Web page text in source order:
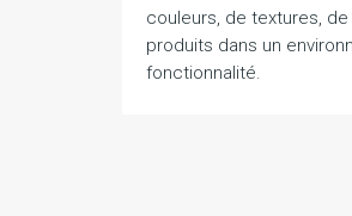
couleurs, de textures,
produits dans un
fonctionnalité.